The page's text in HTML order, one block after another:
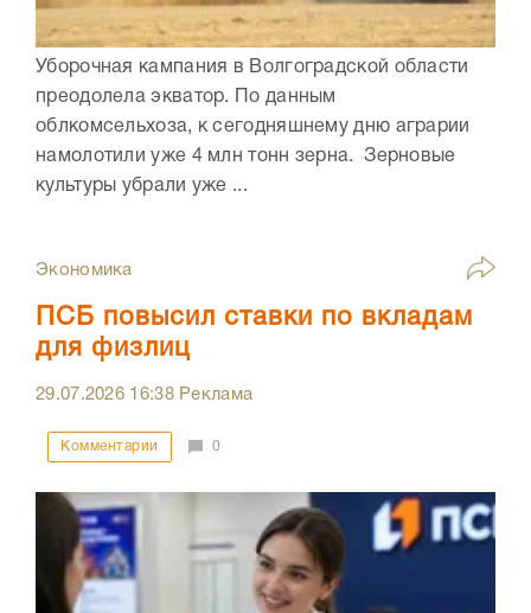
Уборочная кампания в Волгоградской области
преодолела экватор. По данным
облкомсельхоза, к сегодняшнему дню аграрии
намолотили уже 4 млн тонн зерна. Зерновые
культуры убрали уже ...
Экономика
ПСБ повысил ставки по вкладам
для физлиц
29.07.2026 16:38Реклама
Комментарии 0